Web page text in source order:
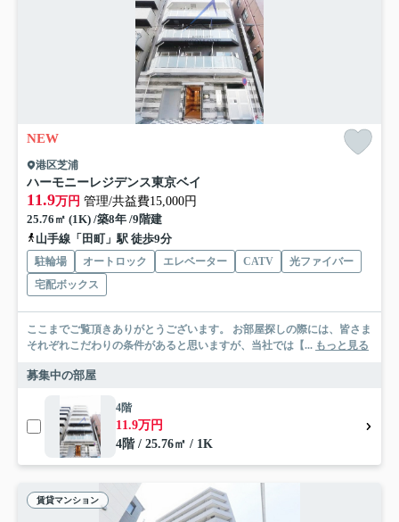
NEW
港区芝浦
ハーモニーレジデンス東京ベイ
11.9万円 管理/共益費15,000円
25.76㎡ (1K) /築8年 /9階建
山手線「田町」駅 徒歩9分
駐輪場 オートロック エレベーター CATV
光ファイバー
宅配ボックス
ここまでご覧頂きありがとうございます。 お部屋探しの際には、皆さま
それぞれこだわりの条件があると思いますが、当社では【... もっと見る
募集中の部屋
4階
11.9万円
4階 / 25.76㎡ / 1K
賃貸マンション